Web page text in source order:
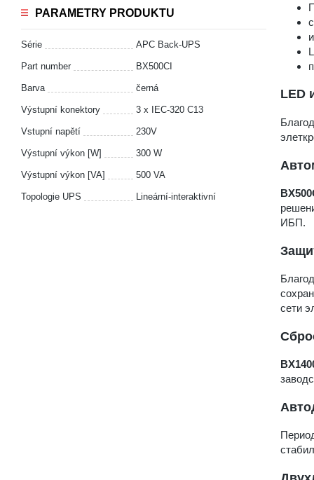
PARAMETRY PRODUKTU
Série APC Back-UPS
Part number BX500CI
Barva černá
Výstupní konektory 3 x IEC-320 C13
Vstupní napětí 230V
Výstupní výkon [W] 300 W
Výstupní výkon [VA] 500 VA
Topologie UPS Lineární-interaktivní
LED
ИБП.
сети